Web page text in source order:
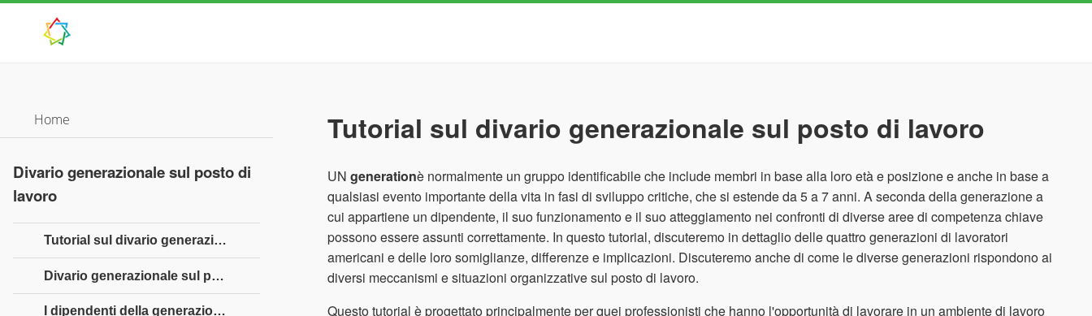
Tutorial sul divario generazionale sul posto di lavoro
UNgenerationè normalmente un gruppo identificabile che include membri in base alla loro età e posizione e anche in base a
qualsiasi evento importante della vita in fasi di sviluppo critiche, che si estende da 5 a 7 anni. A seconda della generazione a
cui appartiene un dipendente, il suo funzionamento e il suo atteggiamento nei confronti di diverse aree di competenza chiave
possono essere assunti correttamente. In questo tutorial, discuteremo in dettaglio delle quattro generazioni di lavoratori
americani e delle loro somiglianze, differenze e implicazioni. Discuteremo anche di come le diverse generazioni rispondono ai
diversi meccanismi e situazioni organizzative sul posto di lavoro.
Questo tutorial è progettato principalmente per quei professionisti che hanno l'opportunità di lavorare in un ambiente di lavoro
Home
Divario generazionale sul posto di
lavoro
Tutorial sul divario generazionale sul posto di lavoro
Divario generazionale sul posto di lavoro - Introduzione
I dipendenti della generazione tradizionale